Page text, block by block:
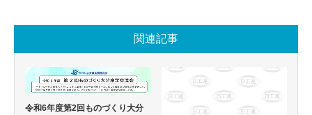
関連記事
令和6年度第2回ものづくり大分